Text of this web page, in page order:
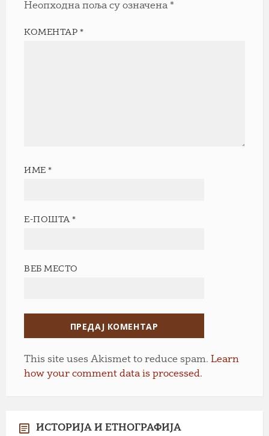
Неопходна поља су означена *
КОМЕНТАР*
ИМЕ*
Е-ПОШТА*
ВЕБ МЕСТО
This site uses Akismet to reduce spam. Learn
how your comment data is processed.
ИСТОРИЈА И ЕТНОГРАФИЈА